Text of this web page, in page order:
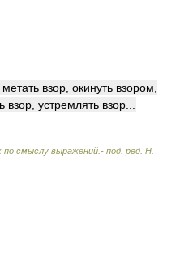
взор, окинуть взором,
взор, устремлять взор...
по смыслу выражений.- под. ред. Н.